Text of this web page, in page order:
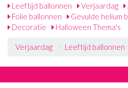
Leeftijd ballonnen
Verjaardag
Folie ballonnen
Gevulde helium
Decoratie
Halloween Thema's
Verjaardag Leeftijd ballonnen